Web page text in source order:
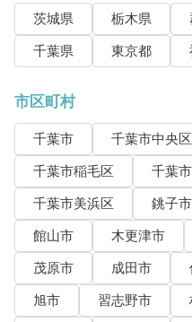
茨城県 栃木県
千葉県
東京都
市区町村
千葉市 千葉市中央区
千葉市稲毛区
千葉
千葉市美浜区
銚子市
館山市
木更津市
茂原市
成田市
旭市
習志野市